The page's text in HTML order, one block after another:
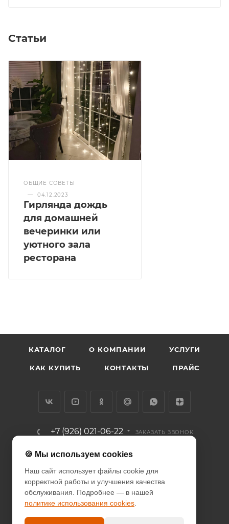
Статьи
ОБЩИЕ СОВЕТЫ
—
04.12.2023
Гирлянда дождь
для домашней
вечеринки или
уютного зала
ресторана
КАТАЛОГ О КОМПАНИИ УСЛУГИ
КАК КУПИТЬ КОНТАКТЫ ПРАЙС
+7 (926) 021-06-22 ЗАКАЗАТЬ ЗВОНОК
info@diodcity.ru
г. Москва, Союзный проспект, д.
14/9, метро Новогиреево
ПОЛИТИКА КОНФИДЕНЦИАЛЬНОСТИ
ПОЛИТИКА COOKIES
🍪 Мы используем cookies
Наш сайт использует файлы cookie для
корректной работы и улучшения качества
обслуживания. Подробнее — в нашей
политике использования cookies